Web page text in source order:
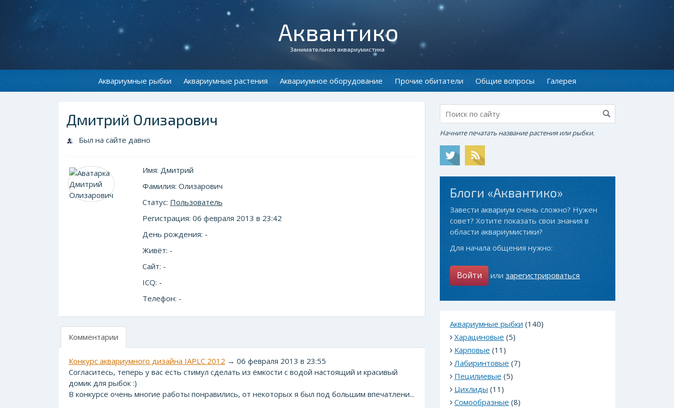
Аквантико
Занимательная аквариумистика
Аквариумные рыбки Аквариумные растения Аквариумное оборудование Прочие обитатели Общие вопросы Галерея
Дмитрий Олизарович
Был на сайте давно
Имя: Дмитрий
Фамилия: Олизарович
Статус: Пользователь
Регистрация: 06 февраля 2013 в 23:42
День рождения: -
Живёт: -
Сайт: -
ICQ: -
Телефон: -
Комментарии
Конкурс аквариумного дизайна IAPLC 2012 → 06 февраля 2013 в 23:55
Согласитесь, теперь у вас есть стимул сделать из ёмкости с водой настоящий и красивый
домик для рыбок :)
В конкурсе очень многие работы понравились, от некоторых я был под большим впечатлени...
Начните печатать название растения или рыбки.
Блоги «Аквантико»
Завести аквариум очень сложно? Нужен
совет? Хотите показать свои знания в
области аквариумистики?
Для начала общения нужно:
Войти илизарегистрироваться
Аквариумные рыбки (140)
Харациновые (5)
Карповые (11)
Лабиринтовые (7)
Пецилиевые (5)
Цихлиды (11)
Сомообразные (8)